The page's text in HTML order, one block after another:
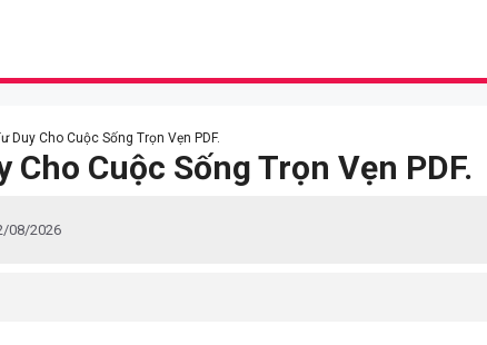
Duy Cho Cuộc Sống Trọn Vẹn PDF.
Cho Cuộc Sống Trọn Vẹn PDF.
08/2026